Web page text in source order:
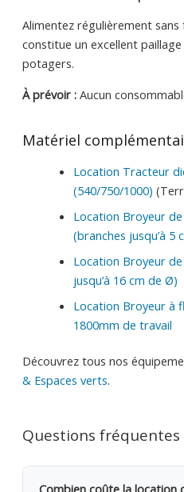
Alimentez régulièrement
constitue un excellent
potagers.
À prévoir :Aucun
Matériel
Location Tracteur
(540/750/1000)
Location Broyeur
(branches jusqu’à 5
Location Broyeur
jusqu’à 16 cm de Ø)
Location Broyeur à
1800mm de travail
Découvrez tous nos
& Espaces verts.
Questions fréquentes